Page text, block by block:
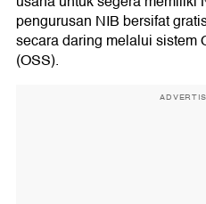
pengurusan NIB bersifat
secara daring melalui sistem
(OSS).